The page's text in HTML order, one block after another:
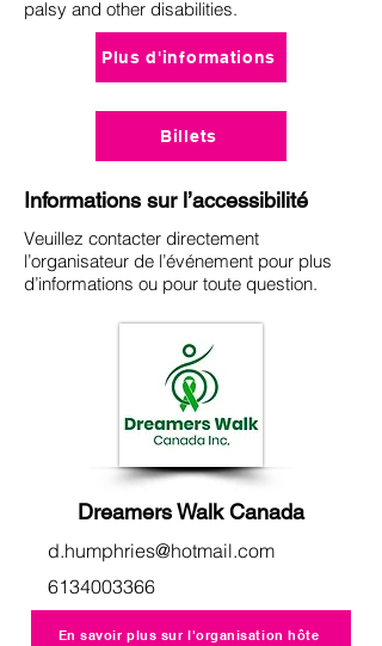
palsy and other disabilities.
Plus d'informations
Billets
Informations sur l’accessibilité
Veuillez contacter directement
l’organisateur de l’événement pour plus
d’informations ou pour toute question.
Dreamers Walk Canada
d.humphries@hotmail.com
6134003366
En savoir plus sur l'organisation hôte